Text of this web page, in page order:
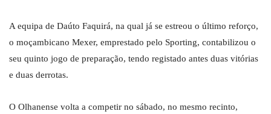
A equipa de Daúto Faquirá, na qual já se estreou o último reforço,
o moçambicano Mexer, emprestado pelo Sporting, contabilizou o
seu quinto jogo de preparação, tendo registado antes duas vitórias
e duas derrotas.
O Olhanense volta a competir no sábado, no mesmo recinto,